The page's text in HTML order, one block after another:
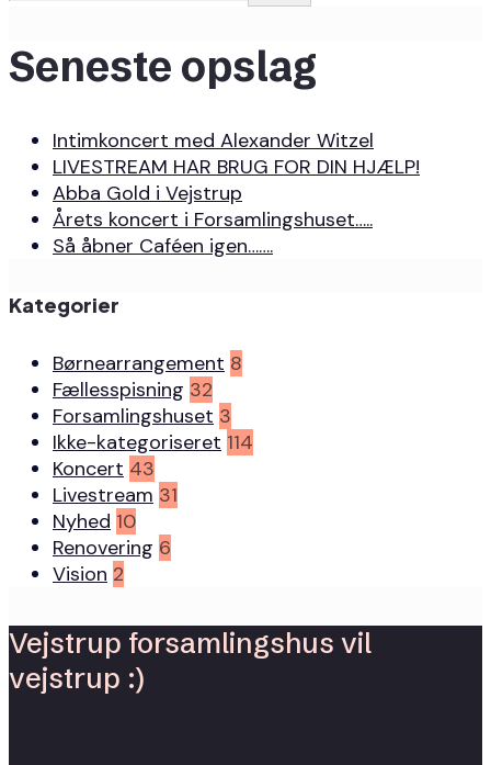
Seneste opslag
Intimkoncert med Alexander Witzel
LIVESTREAM HAR BRUG FOR DIN HJÆLP!
Abba Gold i Vejstrup
Årets koncert i Forsamlingshuset…..
Så åbner Caféen igen…….
Kategorier
Børnearrangement 8
Fællesspisning 32
Forsamlingshuset 3
Ikke-kategoriseret 114
Koncert 43
Livestream 31
Nyhed 10
Renovering 6
Vision 2
Vejstrup forsamlingshus vil
vejstrup :)